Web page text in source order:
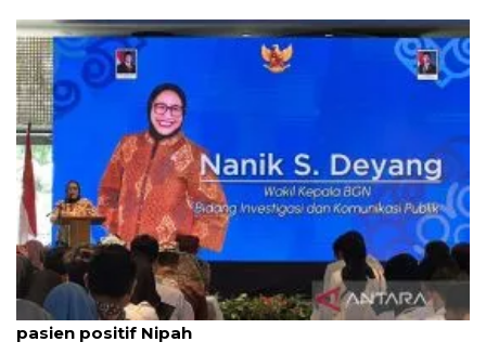
Kemarin, menu MBG Ramadhan hingga belum ada
pasien positif Nipah